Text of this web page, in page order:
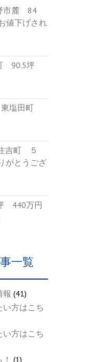
市麓 84
値下げされ
90.5坪
東塩田町
吉町 ５
とうござ
440万円
一覧
(41)
方はこち
方はこち
(1)